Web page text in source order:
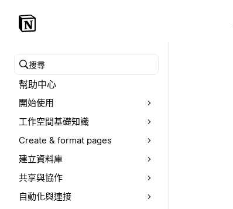
搜尋幫助中心
幫助中心
開始使用
工作空間基礎知識
Create & format pages
建立資料庫
共享與協作
自動化與連接